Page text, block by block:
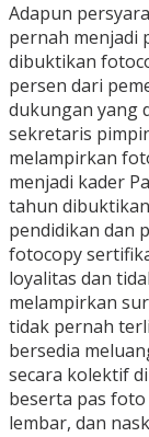
Adapun
pernah menjadi
dibuktikan
persen dari
dukungan yang
sekretaris
melampirkan
menjadi kader
tahun
pendidikan dan
fotocopy
loyalitas dan
melampirkan
tidak pernah
bersedia
secara kolektif
beserta pas
lembar, dan